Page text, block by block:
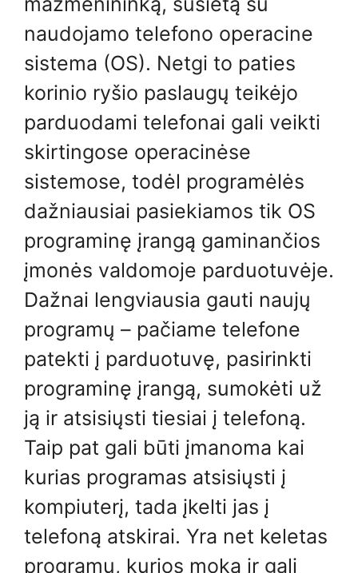
naudojamo telefono operacine
sistema (OS). Netgi to paties
korinio ryšio paslaugų teikėjo
parduodami telefonai gali veikti
skirtingose ​​operacinėse
sistemose, todėl programėlės
dažniausiai pasiekiamos tik OS
programinę įrangą gaminančios
įmonės valdomoje parduotuvėje.
Dažnai lengviausia gauti naujų
programų – pačiame telefone
patekti į parduotuvę, pasirinkti
programinę įrangą, sumokėti už
ją ir atsisiųsti tiesiai į telefoną.
Taip pat gali būti įmanoma kai
kurias programas atsisiųsti į
kompiuterį, tada įkelti jas į
telefoną atskirai. Yra net keletas
programų, kurios moka ir gali